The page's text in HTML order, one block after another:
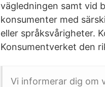
vägledningen samt vid
konsumenter med
eller språksvårigheter.
Konsumentverket den
Vi informerar dig om